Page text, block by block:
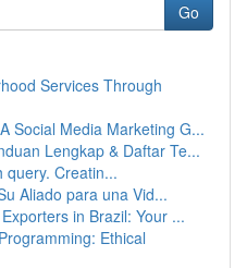
Go
Services Through
Social Media Marketing G...
Lengkap & Daftar Te...
query. Creatin...
Aliado para una Vid...
in Brazil: Your ...
Ethical